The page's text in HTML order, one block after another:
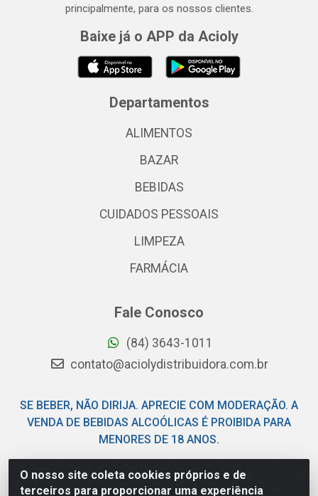
O nosso site coleta cookies próprios e de
terceiros para proporcionar uma experiência
principalmente, para os nossos clientes.
Baixe já o APP da Acioly
Departamentos
ALIMENTOS
BAZAR
BEBIDAS
CUIDADOS PESSOAIS
LIMPEZA
FARMÁCIA
Fale Conosco
(84) 3643-1011
contato@aciolydistribuidora.com.br
SE BEBER, NÃO DIRIJA. APRECIE COM MODERAÇÃO. A
VENDA DE BEBIDAS ALCOÓLICAS É PROIBIDA PARA
MENORES DE 18 ANOS.
Acioly Distribuidora - Av Piloto Pereira Tim - Parque de